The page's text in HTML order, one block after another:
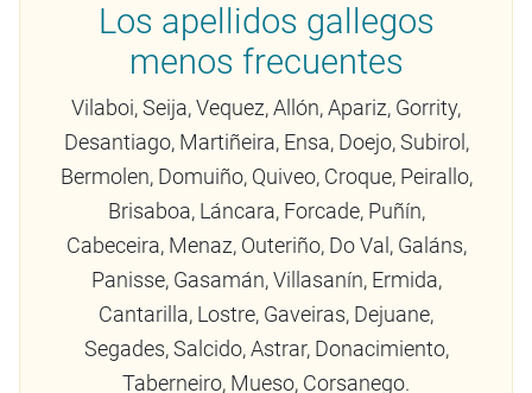
Los apellidos gallegos
menos frecuentes
Vilaboi, Seija, Vequez, Allón, Apariz, Gorrity,
Desantiago, Martiñeira, Ensa, Doejo, Subirol,
Bermolen, Domuiño, Quiveo, Croque, Peirallo,
Brisaboa, Láncara, Forcade, Puñín,
Cabeceira, Menaz, Outeriño, Do Val, Galáns,
Panisse, Gasamán, Villasanín, Ermida,
Cantarilla, Lostre, Gaveiras, Dejuane,
Segades, Salcido, Astrar, Donacimiento,
Taberneiro, Mueso, Corsanego.